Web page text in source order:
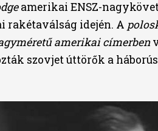
amerikai ENSZ-
rakétaválság idején. A
amerikai címerben
szovjet úttörők a